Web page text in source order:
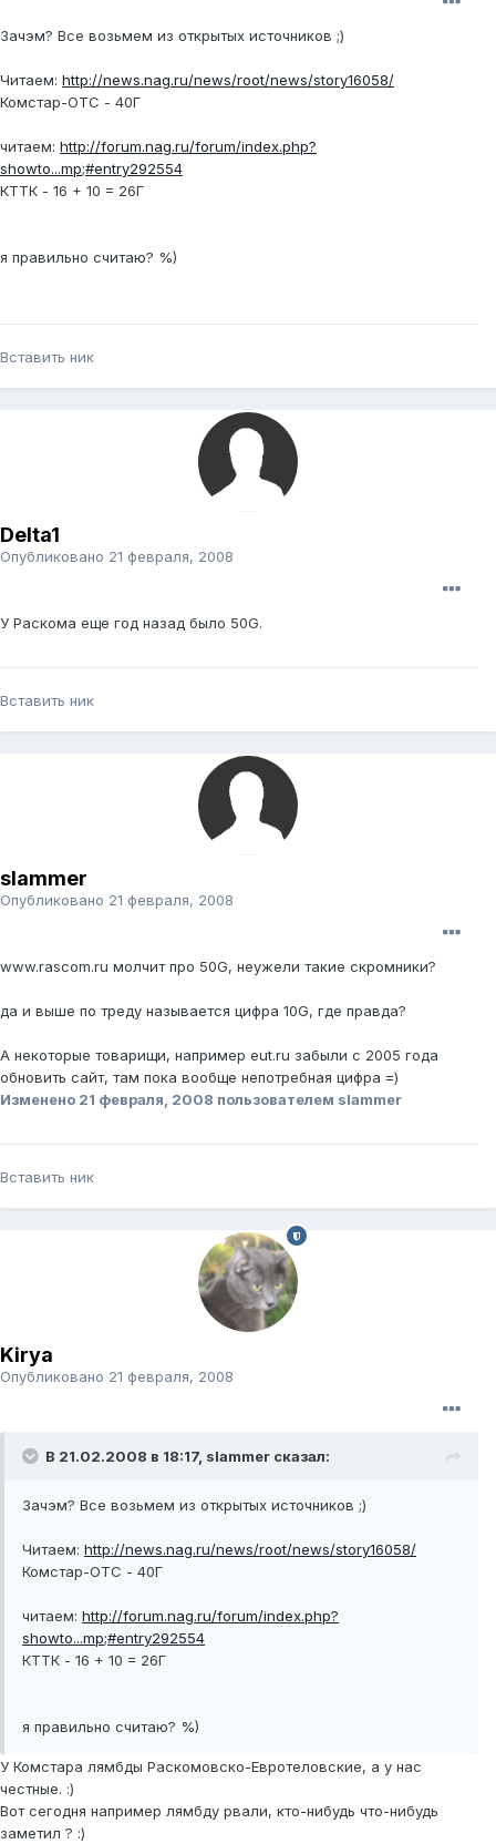
Зачэм? Все возьмем из открытых источников ;)
Читаем: http://news.nag.ru/news/root/news/story16058/
Комстар-ОТС - 40Г
читаем: http://forum.nag.ru/forum/index.php?
showto...mp;#entry292554
КТТК - 16 + 10 = 26Г
я правильно считаю? %)
Вставить ник
Delta1
Опубликовано 21 февраля, 2008
У Раскома еще год назад было 50G.
Вставить ник
slammer
Опубликовано 21 февраля, 2008
www.rascom.ru молчит про 50G, неужели такие скромники?
да и выше по треду называется цифра 10G, где правда?
А некоторые товарищи, например eut.ru забыли с 2005 года
обновить сайт, там пока вообще непотребная цифра =)
Изменено 21 февраля, 2008 пользователем slammer
Вставить ник
Kirya
Опубликовано 21 февраля, 2008
В 21.02.2008 в 18:17, slammer сказал:
Зачэм? Все возьмем из открытых источников ;)
Читаем: http://news.nag.ru/news/root/news/story16058/
Комстар-ОТС - 40Г
читаем: http://forum.nag.ru/forum/index.php?
showto...mp;#entry292554
КТТК - 16 + 10 = 26Г
я правильно считаю? %)
У Комстара лямбды Раскомовско-Евротеловские, а у нас
честные. :)
Вот сегодня например лямбду рвали, кто-нибудь что-нибудь
заметил ? :)